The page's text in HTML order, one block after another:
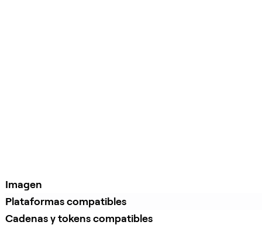
Imagen
Plataformas compatibles
Cadenas y tokens compatibles